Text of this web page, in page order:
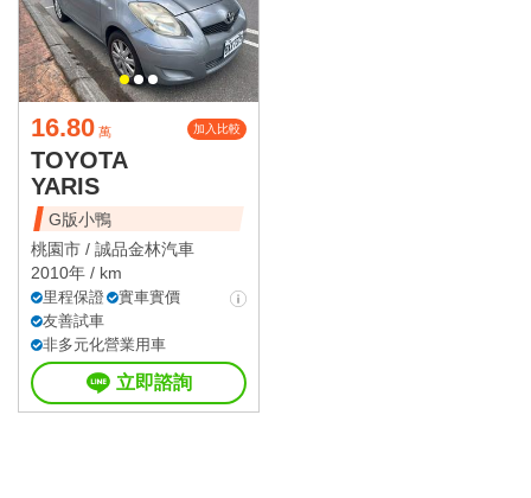
16.80 萬 加入比較
TOYOTA
YARIS
G版小鴨
桃園市 / 誠品金林汽車
2010年 / km
里程保證
實車實價
友善試車
非多元化營業用車
立即諮詢